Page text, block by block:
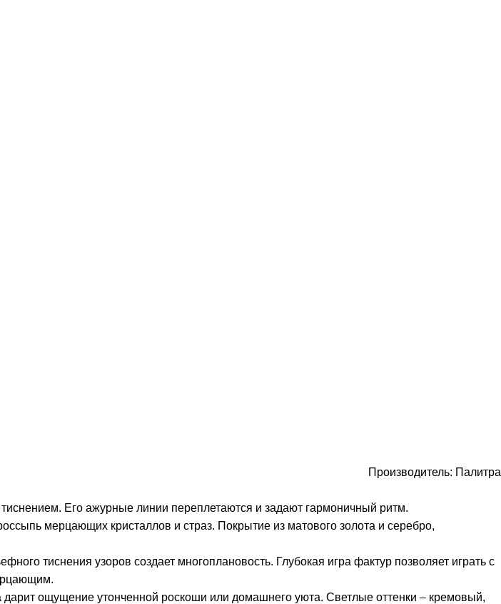
Производитель: Палитра
Его ажурные линии переплетаются и задают гармоничный ритм.
мерцающих кристаллов и страз. Покрытие из матового золота и серебро,
тиснения узоров создает многоплановость. Глубокая игра фактур позволяет играть с
ощущение утонченной роскоши или домашнего уюта. Светлые оттенки – кремовый,